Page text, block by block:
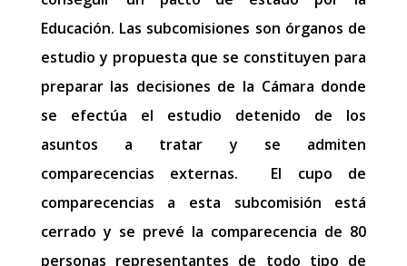
Educación. Las subcomisiones son órganos de
estudio y propuesta que se constituyen para
preparar las decisiones de la Cámara donde
se efectúa el estudio detenido de los
asuntos a tratar y se admiten
comparecencias externas. El cupo de
comparecencias a esta subcomisión está
cerrado y se prevé la comparecencia de 80
personas representantes de todo tipo de